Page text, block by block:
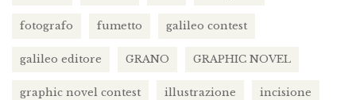
fotografo fumetto galileo contest
galileo editore GRANO GRAPHIC NOVEL
graphic novel contest illustrazione incisione